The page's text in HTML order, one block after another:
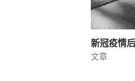
新冠疫情
文章